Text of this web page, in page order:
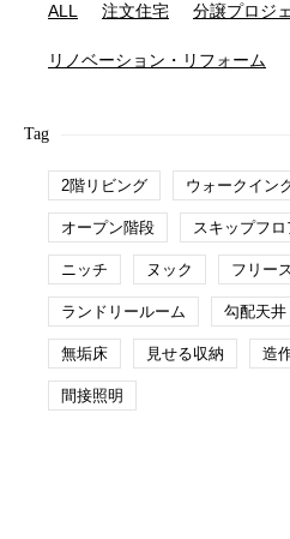
ALL 注文住宅 分譲プロジ
リノベーション・リフォーム
Tag
2階リビング ウォークイン
オープン階段 スキップフロ
ニッチ ヌック フリー
ランドリールーム 勾配天井
無垢床 見せる収納 造
間接照明